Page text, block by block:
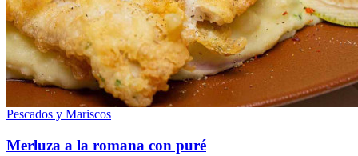
Pescados y Mariscos
Merluza a la romana con puré